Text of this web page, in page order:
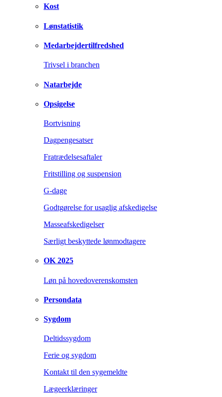
Kost
Lønstatistik
Medarbejdertilfredshed
Trivsel i branchen
Natarbejde
Opsigelse
Bortvisning
Dagpengesatser
Fratrædelsesaftaler
Fritstilling og suspension
G-dage
Godtgørelse for usaglig afskedigelse
Masseafskedigelser
Særligt beskyttede lønmodtagere
OK 2025
Løn på hovedoverenskomsten
Persondata
Sygdom
Deltidssygdom
Ferie og sygdom
Kontakt til den sygemeldte
Lægeerklæringer